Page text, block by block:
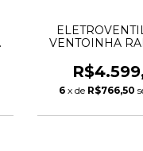
VENTOINHA
XC60 XC70
LR026078
31368427
6 x de R$766,50